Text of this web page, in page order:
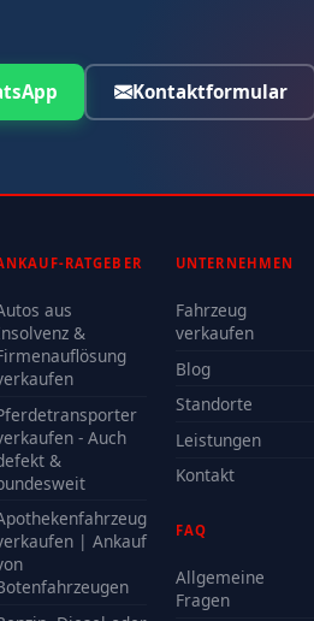
Kontaktformular
RATGEBER
aus
&
- Auch
&
| Ankauf
UNTERNEHMEN
Fahrzeug
verkaufen
Blog
Standorte
Leistungen
Kontakt
FAQ
Allgemeine
Fragen